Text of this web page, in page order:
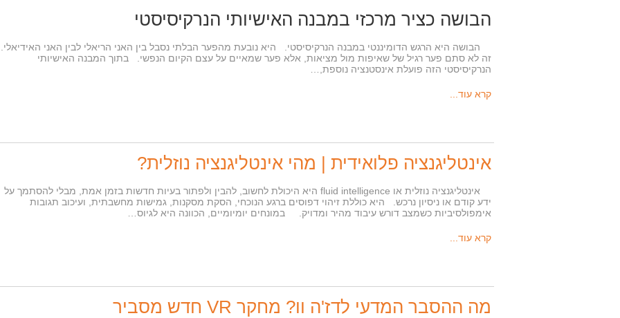
הבושה כציר מרכזי במבנה האישיותי הנרקיסיסטי
הבושה היא הרגש הדומיננטי במבנה הנרקיסיסטי. היא נובעת מהפער הבלתי נסבל בין האני הריאלי לבין האני
זה לא סתם פער רגיל של שאיפות מול מציאות, אלא פער שמאיים על עצם הקיום הנפשי. בתוך המבנה האישיותי
הנרקיסיסטי הזה פועלת אינסטנציה נוספת,…
קרא עוד...
אינטליגנציה פלואידית | מהי אינטליגנציה נוזלית?
אינטליגנציה נוזלית או fluid intelligence היא היכולת לחשוב, להבין ולפתור בעיות חדשות בזמן אמת, מבלי להסתמך על
ידע קודם או ניסיון נרכש. היא כוללת זיהוי דפוסים ברגע הנוכחי, הסקת מסקנות, גמישות מחשבתית, ועיכוב תגובות
אימפולסיביות כשמצב דורש עיבוד מהיר ומדויק. במונחים יומיומיים, הכוונה היא לגיוס…
קרא עוד...
מה ההסבר המדעי לדז'ה וו? מחקר VR חדש מסביר